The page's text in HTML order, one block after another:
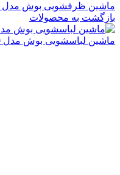
ماشین ظرفشویی بوش مدل azdi86
بازگشت به محصولات
ماشین لباسشویی بوش مدل 25600